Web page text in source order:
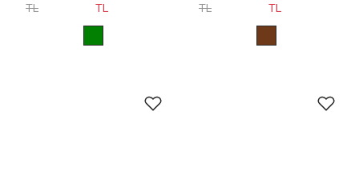
TL
TL
TL
TL